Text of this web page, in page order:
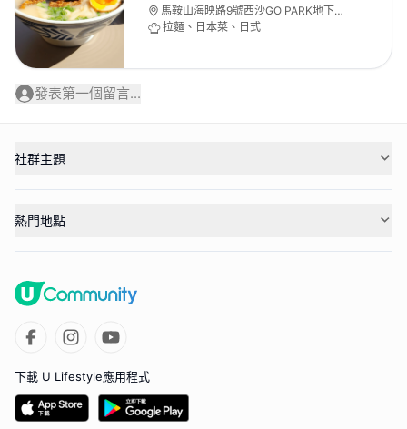
馬鞍山海映路9號西沙GO PARK地下
G23號舖
拉麵、日本菜、日式
發表第一個留言...
社群主題
熱門地點
下載 U Lifestyle應用程式